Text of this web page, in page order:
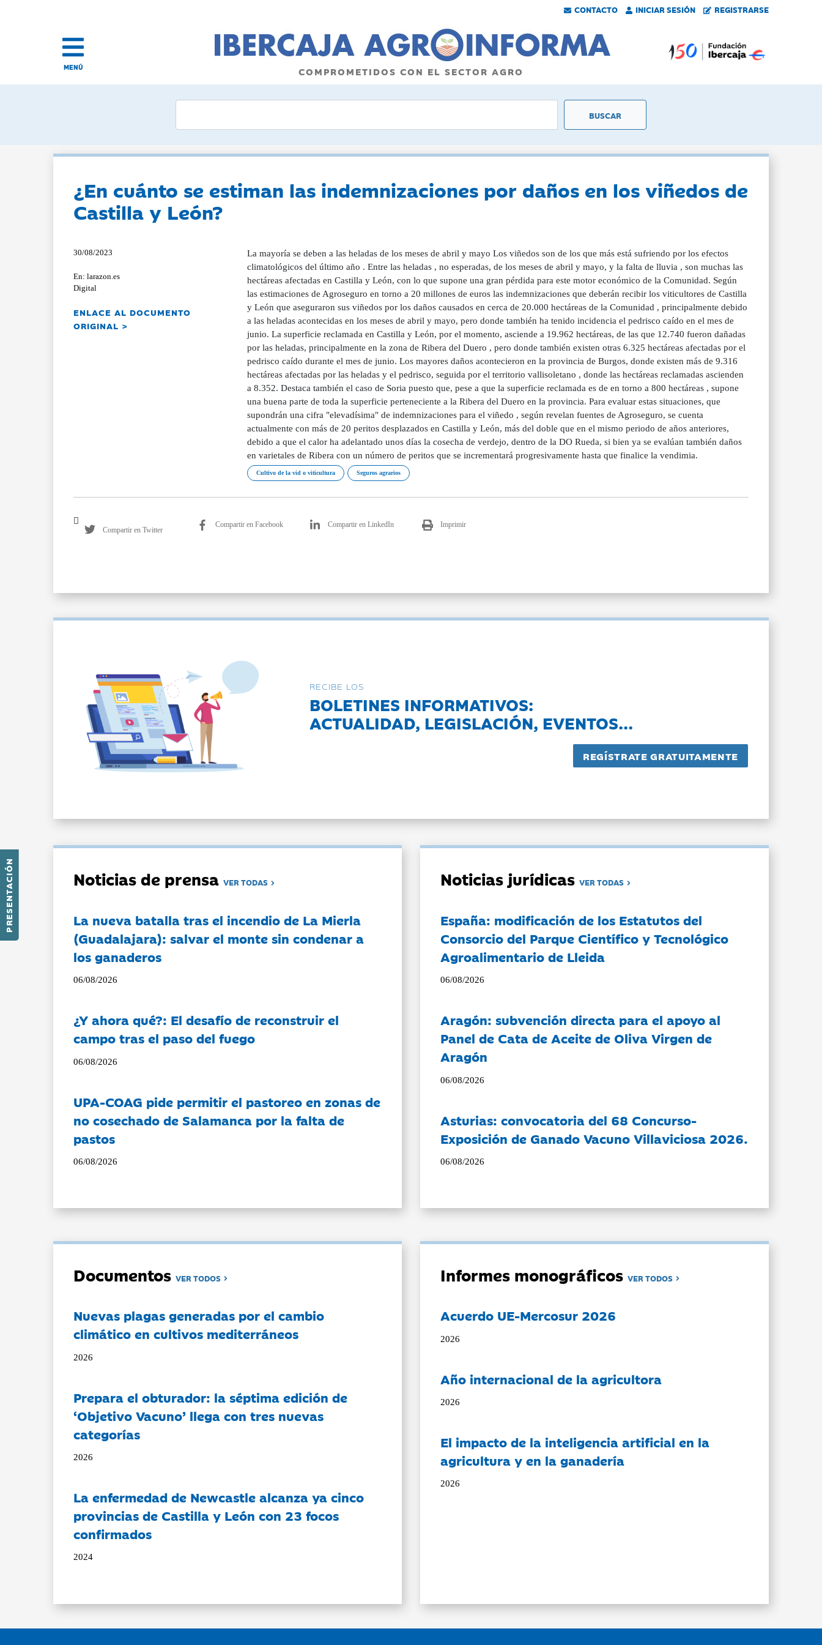
CONTACTO INICIAR SESIÓN REGISTRARSE
PRESENTACIÓN
MENÚ COMPROMETIDOS CON EL SECTOR AGRO
¿En cuánto se estiman las indemnizaciones por daños en los viñedos de
Castilla y León?
30/08/2023
En: larazon.es
Digital
ENLACE AL DOCUMENTO
ORIGINAL >
La mayoría se deben a las heladas de los meses de abril y mayo Los viñedos son de los que más está sufriendo por los efectos
climatológicos del último año . Entre las heladas , no esperadas, de los meses de abril y mayo, y la falta de lluvia , son muchas las
hectáreas afectadas en Castilla y León, con lo que supone una gran pérdida para este motor económico de la Comunidad. Según
las estimaciones de Agroseguro en torno a 20 millones de euros las indemnizaciones que deberán recibir los viticultores de Castilla
y León que aseguraron sus viñedos por los daños causados en cerca de 20.000 hectáreas de la Comunidad , principalmente debido
a las heladas acontecidas en los meses de abril y mayo, pero donde también ha tenido incidencia el pedrisco caído en el mes de
junio. La superficie reclamada en Castilla y León, por el momento, asciende a 19.962 hectáreas, de las que 12.740 fueron dañadas
por las heladas, principalmente en la zona de Ribera del Duero , pero donde también existen otras 6.325 hectáreas afectadas por el
pedrisco caído durante el mes de junio. Los mayores daños acontecieron en la provincia de Burgos, donde existen más de 9.316
hectáreas afectadas por las heladas y el pedrisco, seguida por el territorio vallisoletano , donde las hectáreas reclamadas ascienden
a 8.352. Destaca también el caso de Soria puesto que, pese a que la superficie reclamada es de en torno a 800 hectáreas , supone
una buena parte de toda la superficie perteneciente a la Ribera del Duero en la provincia. Para evaluar estas situaciones, que
supondrán una cifra "elevadísima" de indemnizaciones para el viñedo , según revelan fuentes de Agroseguro, se cuenta
actualmente con más de 20 peritos desplazados en Castilla y León, más del doble que en el mismo periodo de años anteriores,
debido a que el calor ha adelantado unos días la cosecha de verdejo, dentro de la DO Rueda, si bien ya se evalúan también daños
en varietales de Ribera con un número de peritos que se incrementará progresivamente hasta que finalice la vendimia.
Cultivo de la vid o viticultura Seguros agrarios
Compartir en Twitter
Compartir en Facebook Compartir en LinkedIn Imprimir
RECIBE LOS
BOLETINES INFORMATIVOS:
ACTUALIDAD, LEGISLACIÓN, EVENTOS...
Noticias de prensaVER TODAS
La nueva batalla tras el incendio de La Mierla
(Guadalajara): salvar el monte sin condenar a
los ganaderos
06/08/2026
¿Y ahora qué?: El desafío de reconstruir el
campo tras el paso del fuego
06/08/2026
UPA-COAG pide permitir el pastoreo en zonas de
no cosechado de Salamanca por la falta de
pastos
06/08/2026
Noticias jurídicasVER TODAS
España: modificación de los Estatutos del
Consorcio del Parque Científico y Tecnológico
Agroalimentario de Lleida
06/08/2026
Aragón: subvención directa para el apoyo al
Panel de Cata de Aceite de Oliva Virgen de
Aragón
06/08/2026
Asturias: convocatoria del 68 Concurso-
Exposición de Ganado Vacuno Villaviciosa 2026.
06/08/2026
DocumentosVER TODOS
Nuevas plagas generadas por el cambio
climático en cultivos mediterráneos
2026
Prepara el obturador: la séptima edición de
‘Objetivo Vacuno’ llega con tres nuevas
categorías
2026
La enfermedad de Newcastle alcanza ya cinco
provincias de Castilla y León con 23 focos
confirmados
2024
Informes monográficosVER TODOS
Acuerdo UE-Mercosur 2026
2026
Año internacional de la agricultora
2026
El impacto de la inteligencia artificial en la
agricultura y en la ganadería
2026